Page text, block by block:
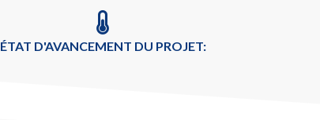
ÉTAT D'AVANCEMENT DU PROJET: